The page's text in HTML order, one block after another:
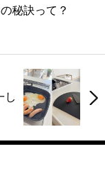
秘訣って？
し